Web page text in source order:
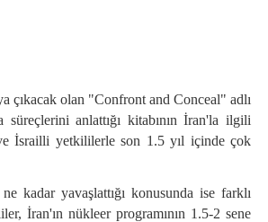
çıkacak olan "Confront and Conceal" adlı
süreçlerini anlattığı kitabınınİran'la ilgili
İsrailli yetkililerle son 1.5 yıl içinde çok
kadar yavaşlattığı konusunda ise farklı
İran'ın nükleer programının 1.5-2 sene